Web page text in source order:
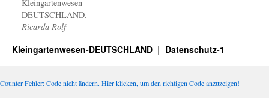
Kleingartenwesen-
DEUTSCHLAND.
Ricarda Rolf
Kleingartenwesen-DEUTSCHLAND Datenschutz-1
Counter Fehler: Code nicht ändern. Hier klicken, um den richtigen Code anzuzeigen!